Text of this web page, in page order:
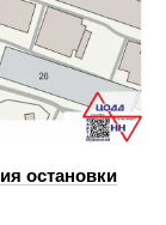
остановки